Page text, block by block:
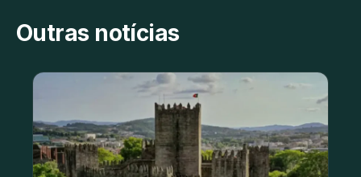
Outras notícias